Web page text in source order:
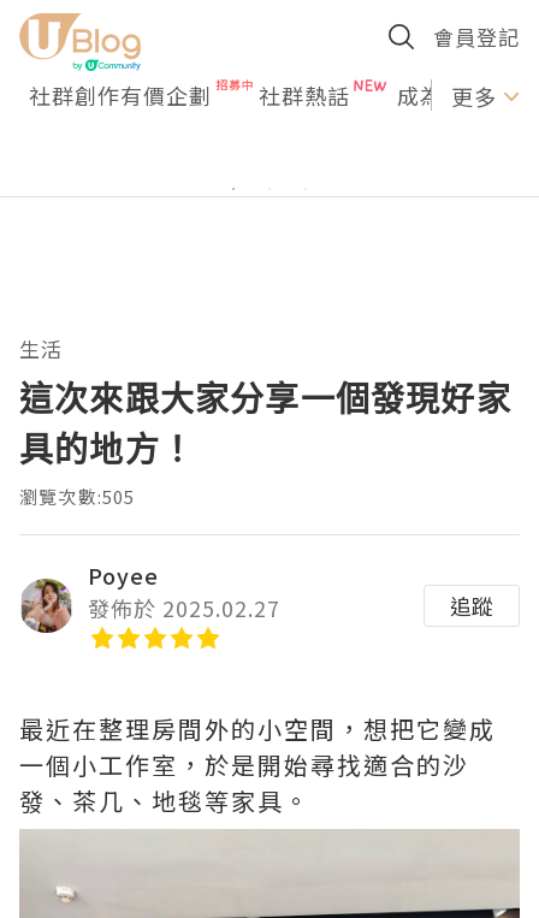
會員登記
社群創作有價企劃 社群熱話 成為U更多
生活
這次來跟大家分享一個發現好家
具的地方！
瀏覽次數:505
Poyee
發佈於 2025.02.27
追蹤
最近在整理房間外的小空間，想把它變成
一個小工作室，於是開始尋找適合的沙
發、茶几、地毯等家具。